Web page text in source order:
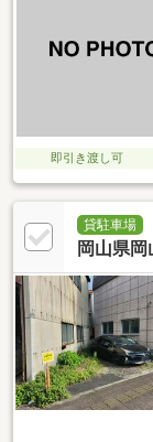
即引き渡し可
貸駐車場
岡山県